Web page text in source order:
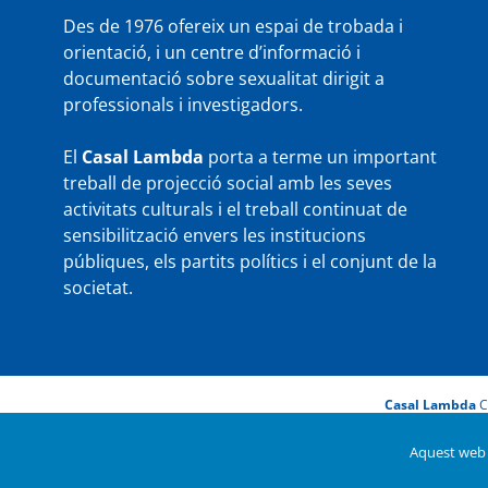
Des de 1976 ofereix un espai de trobada i
orientació, i un centre d’informació i
documentació sobre sexualitat dirigit a
professionals i investigadors.
El Casal Lambda porta a terme un important
treball de projecció social amb les seves
activitats culturals i el treball continuat de
sensibilització envers les institucions
públiques, els partits polítics i el conjunt de la
societat.
Casal Lambda
Aquest